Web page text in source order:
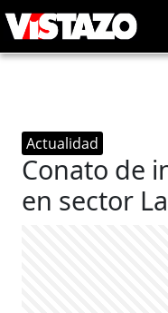
Actualidad
Conato de
en sector